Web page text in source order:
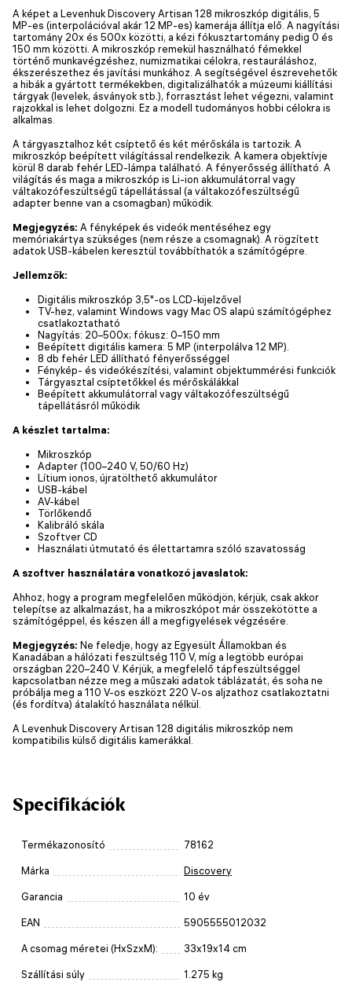
A képet a Levenhuk Discovery Artisan 128 mikroszkóp digitális, 5
MP-es (interpolációval akár 12 MP-es) kamerája állítja elő. A nagyítási
tartomány 20x és 500x közötti, a kézi fókusztartomány pedig 0 és
150 mm közötti. A mikroszkóp remekül használható fémekkel
történő munkavégzéshez, numizmatikai célokra, restauráláshoz,
ékszerészethez és javítási munkához. A segítségével észrevehetők
a hibák a gyártott termékekben, digitalizálhatók a múzeumi kiállítási
tárgyak (levelek, ásványok stb.), forrasztást lehet végezni, valamint
rajzokkal is lehet dolgozni. Ez a modell tudományos hobbi célokra is
alkalmas.
A tárgyasztalhoz két csíptető és két mérőskála is tartozik. A
mikroszkóp beépített világítással rendelkezik. A kamera objektívje
körül 8 darab fehér LED-lámpa található. A fényerősség állítható. A
világítás és maga a mikroszkóp is Li-ion akkumulátorral vagy
váltakozófeszültségű tápellátással (a váltakozófeszültségű
adapter benne van a csomagban) működik.
Megjegyzés: A fényképek és videók mentéséhez egy
memóriakártya szükséges (nem része a csomagnak). A rögzített
adatok USB-kábelen keresztül továbbíthatók a számítógépre.
Jellemzők:
Digitális mikroszkóp 3,5"-os LCD-kijelzővel
TV-hez, valamint Windows vagy Mac OS alapú számítógéphez
csatlakoztatható
Nagyítás: 20–500x; fókusz: 0–150 mm
Beépített digitális kamera: 5 MP (interpolálva 12 MP).
8 db fehér LED állítható fényerősséggel
Fénykép- és videókészítési, valamint objektummérési funkciók
Tárgyasztal csíptetőkkel és mérőskálákkal
Beépített akkumulátorral vagy váltakozófeszültségű
tápellátásról működik
A készlet tartalma:
Mikroszkóp
Adapter (100–240 V, 50/60 Hz)
Lítium ionos, újratölthető akkumulátor
USB-kábel
AV-kábel
Törlőkendő
Kalibráló skála
Szoftver CD
Használati útmutató és élettartamra szóló szavatosság
A szoftver használatára vonatkozó javaslatok:
Ahhoz, hogy a program megfelelően működjön, kérjük, csak akkor
telepítse az alkalmazást, ha a mikroszkópot már összekötötte a
számítógéppel, és készen áll a megfigyelések végzésére.
Megjegyzés: Ne feledje, hogy az Egyesült Államokban és
Kanadában a hálózati feszültség 110 V, míg a legtöbb európai
országban 220–240 V. Kérjük, a megfelelő tápfeszültséggel
kapcsolatban nézze meg a műszaki adatok táblázatát, és soha ne
próbálja meg a 110 V-os eszközt 220 V-os aljzathoz csatlakoztatni
(és fordítva) átalakító használata nélkül.
A Levenhuk Discovery Artisan 128 digitális mikroszkóp nem
kompatibilis külső digitális kamerákkal.
Specifikációk
Termékazonosító 78162
Márka Discovery
Garancia 10 év
EAN 5905555012032
A csomag méretei (HxSzxM): 33x19x14 cm
Szállítási súly 1.275 kg